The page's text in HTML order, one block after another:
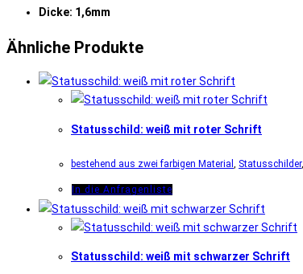
Dicke: 1,6mm
Ähnliche Produkte
Statusschild: weiß mit roter Schrift
bestehend aus zwei farbigen Material Statusschilder,
In die Anfragenliste
Statusschild: weiß mit schwarzer Schrift